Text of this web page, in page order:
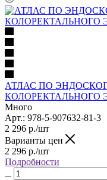
АТЛАС ПО
КОЛОРЕКТАЛЬНОГО
Много
Арт.: 978-5-907632-81-3
2 296 р./шт
Варианты цен
2 296 р./шт
Подробности